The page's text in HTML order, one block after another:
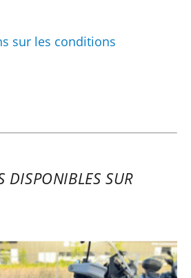
sur les conditions
DISPONIBLES SUR